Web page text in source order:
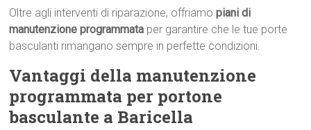
Oltre agli interventi di riparazione, offriamopiani di
manutenzione programmata per garantire che le tue porte
basculanti rimangano sempre in perfette condizioni.
Vantaggi della manutenzione
programmata per portone
basculante a Baricella